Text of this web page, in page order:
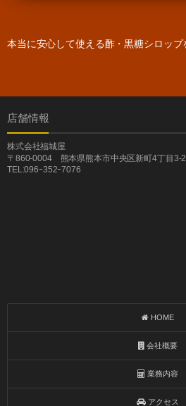
本当に安心して使える酢・黒糖シロップ
店舗情報
株式会社福城屋
〒860-0004 熊本県熊本市中央区新町4丁目3-
TEL:096ｰ352ｰ7076
HOME
会社概要
業務内容
アクセス